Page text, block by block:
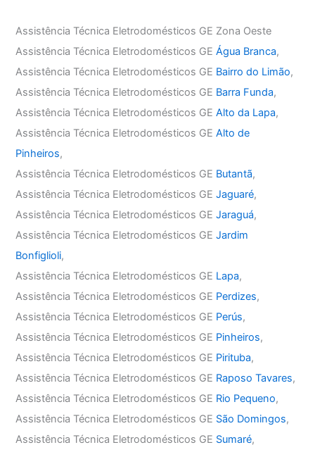
Assistência Técnica Eletrodomésticos GE Zona Oeste
Assistência Técnica Eletrodomésticos GEÁgua Branca,
Assistência Técnica Eletrodomésticos GE Bairro do Limão,
Assistência Técnica Eletrodomésticos GE Barra Funda,
Assistência Técnica Eletrodomésticos GEAlto da Lapa,
Assistência Técnica Eletrodomésticos GEAlto de
Pinheiros,
Assistência Técnica Eletrodomésticos GE Butantã,
Assistência Técnica Eletrodomésticos GEJaguaré,
Assistência Técnica Eletrodomésticos GEJaraguá,
Assistência Técnica Eletrodomésticos GEJardim
Bonfiglioli,
Assistência Técnica Eletrodomésticos GE Lapa,
Assistência Técnica Eletrodomésticos GE Perdizes,
Assistência Técnica Eletrodomésticos GE Perús,
Assistência Técnica Eletrodomésticos GE Pinheiros,
Assistência Técnica Eletrodomésticos GE Pirituba,
Assistência Técnica Eletrodomésticos GE Raposo Tavares,
Assistência Técnica Eletrodomésticos GE Rio Pequeno,
Assistência Técnica Eletrodomésticos GE São Domingos,
Assistência Técnica Eletrodomésticos GE Sumaré,